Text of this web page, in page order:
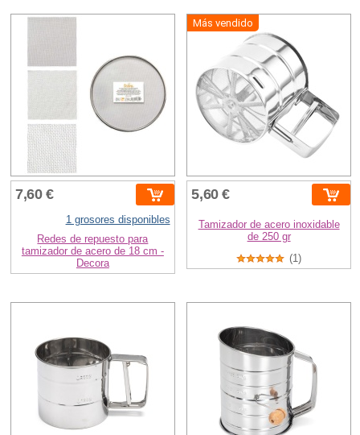
7,60 €
1 grosores disponibles
Redes de repuesto para
tamizador de acero de 18 cm -
Decora
Más vendido
5,60 €
Tamizador de acero inoxidable
de 250 gr
(1)